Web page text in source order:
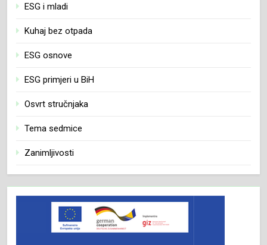
ESG i mladi
Kuhaj bez otpada
ESG osnove
ESG primjeri u BiH
Osvrt stručnjaka
Tema sedmice
Zanimljivosti